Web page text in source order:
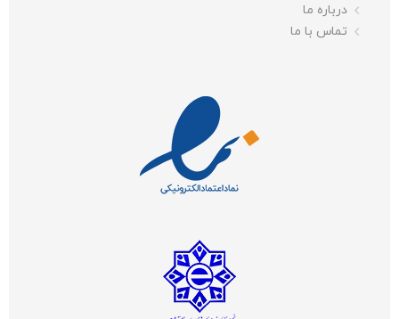
درباره ما
تماس با ما